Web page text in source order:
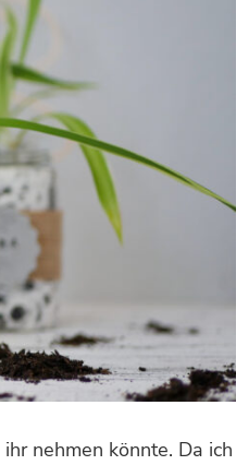
nehmen könnte. Da ich